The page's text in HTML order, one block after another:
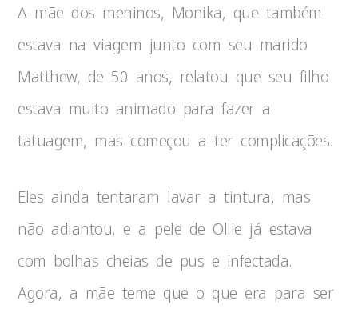
A mãe dos meninos, Monika, que também
estava na viagem junto com seu marido
Matthew, de 50 anos, relatou que seu filho
estava muito animado para fazer a
tatuagem, mas começou a ter complicações.
Eles ainda tentaram lavar a tintura, mas
não adiantou, e a pele de Ollie já estava
com bolhas cheias de pus e infectada.
Agora, a mãe teme que o que era para ser